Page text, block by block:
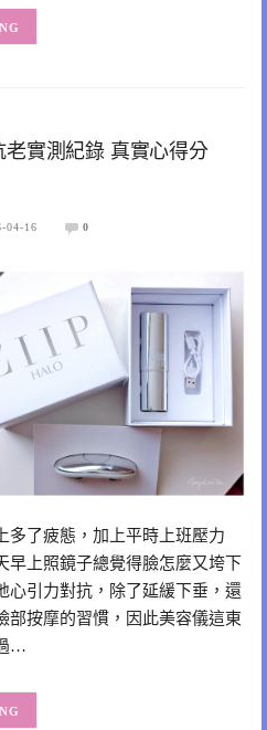
實測紀錄 真實心得分
04-16 0
多了疲態，加上平時上班壓力
早上照鏡子總覺得臉怎麼又垮下
心引力對抗，除了延緩下垂，還
部按摩的習慣，因此美容儀這東
…